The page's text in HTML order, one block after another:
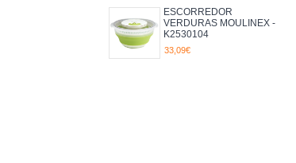
ESCORREDOR
VERDURAS MOULINEX -
K2530104
33,09€